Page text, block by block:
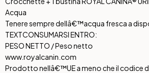
Acqua
Tenere sempre dellâ€™acqua fresca a
TEXTCONSUMARSI ENTRO:
PESO NETTO / Peso netto
www.royalcanin.com
Prodotto nellâ€™UE a meno che il codice